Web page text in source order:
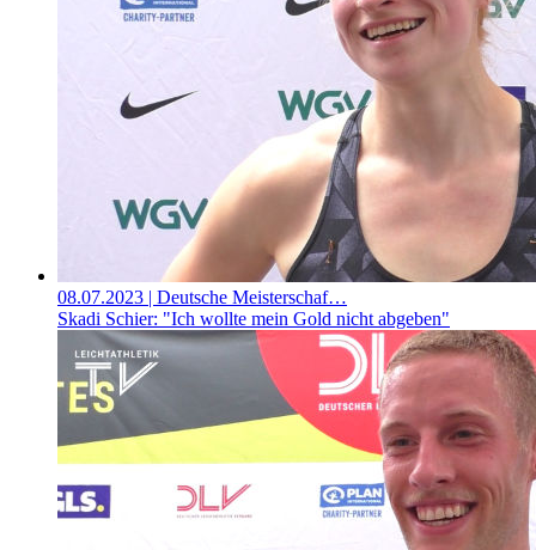
08.07.2023 | Deutsche Meisterschaf…
Skadi Schier: "Ich wollte mein Gold nicht abgeben"